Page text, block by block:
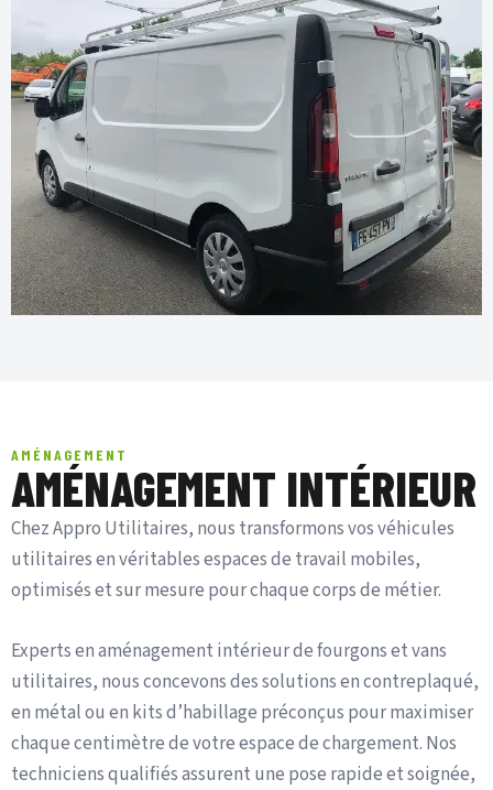
AMÉNAGEMENT
AMÉNAGEMENT INTÉRIEUR
Chez Appro Utilitaires, nous transformons vos véhicules
utilitaires en véritables espaces de travail mobiles,
optimisés et sur mesure pour chaque corps de métier.
Experts en aménagement intérieur de fourgons et vans
utilitaires, nous concevons des solutions en contreplaqué,
en métal ou en kits d’habillage préconçus pour maximiser
chaque centimètre de votre espace de chargement. Nos
techniciens qualifiés assurent une pose rapide et soignée,